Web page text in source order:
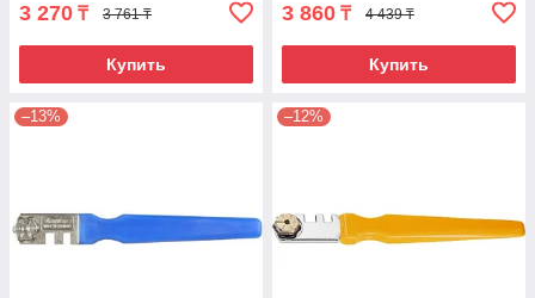
3 270 ₸ 3 761 ₸
Купить
3 860 ₸ 4 439 ₸
Купить
–13% –12%